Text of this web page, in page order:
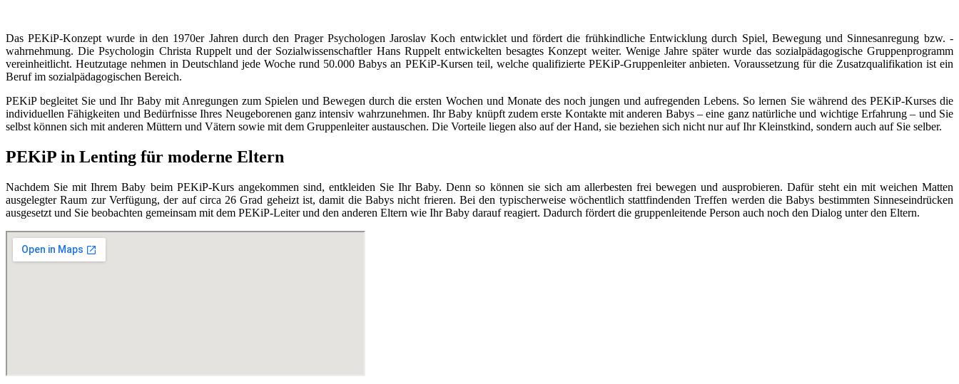
Das PEKiP-Konzept wurde in den 1970er Jahren durch den Prager Psychologen Jaroslav Koch entwicklet und fördert die frühkindliche Entwicklung durch Spiel, Bewegung und Sinnesanregung bzw. -
wahrnehmung. Die Psychologin Christa Ruppelt und der Sozialwissenschaftler Hans Ruppelt entwickelten besagtes Konzept weiter. Wenige Jahre später wurde das sozialpädagogische Gruppenprogramm
vereinheitlicht. Heutzutage nehmen in Deutschland jede Woche rund 50.000 Babys an PEKiP-Kursen teil, welche qualifizierte PEKiP-Gruppenleiter anbieten. Voraussetzung für die Zusatzqualifikation ist ein
Beruf im sozialpädagogischen Bereich.
PEKiP begleitet Sie und Ihr Baby mit Anregungen zum Spielen und Bewegen durch die ersten Wochen und Monate des noch jungen und aufregenden Lebens. So lernen Sie während des PEKiP-Kurses die
individuellen Fähigkeiten und Bedürfnisse Ihres Neugeborenen ganz intensiv wahrzunehmen. Ihr Baby knüpft zudem erste Kontakte mit anderen Babys – eine ganz natürliche und wichtige Erfahrung – und Sie
selbst können sich mit anderen Müttern und Vätern sowie mit dem Gruppenleiter austauschen. Die Vorteile liegen also auf der Hand, sie beziehen sich nicht nur auf Ihr Kleinstkind, sondern auch auf Sie selber.
PEKiP in Lenting für moderne Eltern
Nachdem Sie mit Ihrem Baby beim PEKiP-Kurs angekommen sind, entkleiden Sie Ihr Baby. Denn so können sie sich am allerbesten frei bewegen und ausprobieren. Dafür steht ein mit weichen Matten
ausgelegter Raum zur Verfügung, der auf circa 26 Grad geheizt ist, damit die Babys nicht frieren. Bei den typischerweise wöchentlich stattfindenden Treffen werden die Babys bestimmten Sinneseindrücken
ausgesetzt und Sie beobachten gemeinsam mit dem PEKiP-Leiter und den anderen Eltern wie Ihr Baby darauf reagiert. Dadurch fördert die gruppenleitende Person auch noch den Dialog unter den Eltern.